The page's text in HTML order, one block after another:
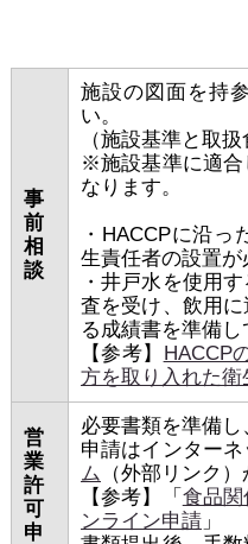
事
前
相
談
施設の図面を持
い。
（施設基準と取
※施設基準に適合
なります。
・HACCPに沿
生責任者の設置が
・井戸水を使用
査を受け、飲用
る成績書を準備し
【参考】
HACCP
方を取り入れた衛
営
業
許
可
申
必要書類を準備し
申請はインター
ム （外部リンク
【参考】「 食品
ンライン申請 」